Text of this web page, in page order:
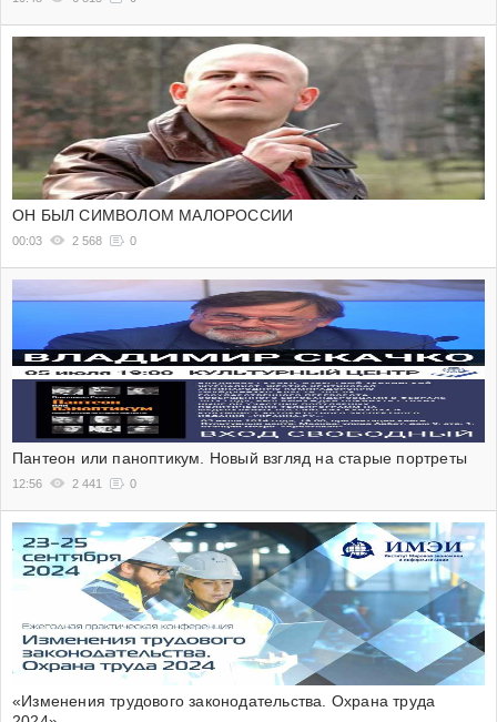
ОН БЫЛ СИМВОЛОМ МАЛОРОССИИ
00:03 2 568 0
Пантеон или паноптикум. Новый взгляд на старые портреты
12:56 2 441 0
«Изменения трудового законодательства. Охрана труда